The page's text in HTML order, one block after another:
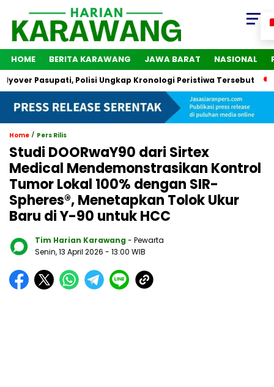
HOME BERITA KARAWANG JAWA BARAT NASIONAL
Pasupati, Polisi Ungkap Kronologi Peristiwa Tersebut 2
Home / Pers Rilis
Studi DOORwaY90 dari Sirtex
Medical Mendemonstrasikan Kontrol
Tumor Lokal 100% dengan SIR-
Spheres®, Menetapkan Tolok Ukur
Baru di Y-90 untuk HCC
Tim Harian Karawang - Pewarta
Senin, 13 April 2026 - 13:00 WIB